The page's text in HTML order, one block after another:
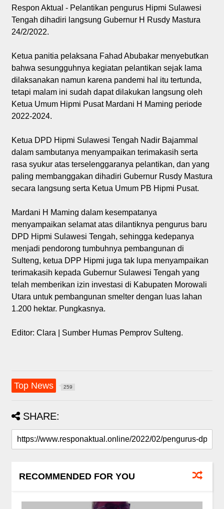
Respon Aktual - Pelantikan pengurus Hipmi Sulawesi
Tengah dihadiri langsung Gubernur H Rusdy Mastura
24/2/2022.
Ketua panitia pelaksana Fahad Abubakar menyebutkan
bahwa sesungguhnya kegiatan pelantikan sejak lama
dilaksanakan namun karena pandemi hal itu tertunda,
tetapi malam ini sudah dapat dilakukan langsung oleh
Ketua Umum Hipmi Pusat Mardani H Maming periode
2022-2024.
Ketua DPD Hipmi Sulawesi Tengah Nadir Bajammal
dalam sambutanya menyampaikan terimakasih serta
rasa syukur atas terselenggaranya pelantikan, dan yang
paling membanggakan dihadiri Gubernur Rusdy Mastura
secara langsung serta Ketua Umum PB Hipmi Pusat.
Mardani H Maming dalam kesempatanya
menyampaikan selamat atas dilantiknya pengurus baru
DPD Hipmi Sulawesi Tengah, sehingga kedepanya
menjadi pendorong tumbuhnya pembangunan di
Sulteng, ketua DPP Hipmi juga tak lupa menyampaikan
terimakasih kepada Gubernur Sulawesi Tengah yang
telah memberikan izin investasi di Kabupaten Morowali
Utara untuk pembangunan smelter dengan luas lahan
1.200 hektar. Pungkasnya.
Editor: Clara | Sumber Humas Pemprov Sulteng.
Top News 259
SHARE:
RECOMMENDED FOR YOU